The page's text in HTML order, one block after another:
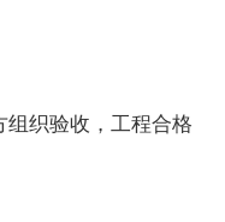
织验收，工程合格